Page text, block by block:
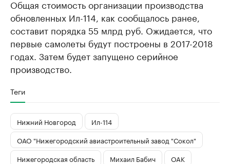
Общая стоимость организации производства
обновленных Ил-114, как сообщалось ранее,
составит порядка 55 млрд руб. Ожидается, что
первые самолеты будут построены в 2017-2018
годах. Затем будет запущено серийное
производство.
Теги
Нижний Новгород
Ил-114
ОАО "Нижегородский авиастроительный завод "Сокол"
Нижегородская область
Михаил Бабич ОАК